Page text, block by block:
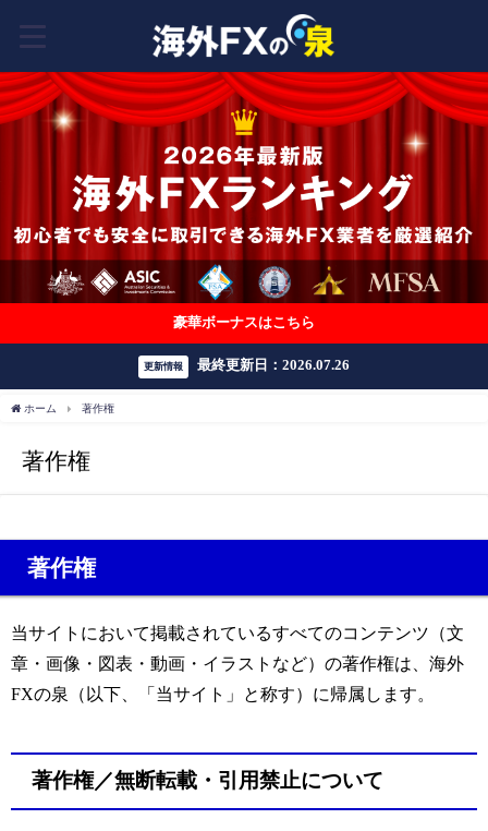
豪華ボーナスはこちら
更新情報 最終更新日：2026.07.26
ホーム 著作権
著作権
著作権
当サイトにおいて掲載されているすべてのコンテンツ（文
章・画像・図表・動画・イラストなど）の著作権は、海外
FXの泉（以下、「当サイト」と称す）に帰属します。
著作権／無断転載・引用禁止について